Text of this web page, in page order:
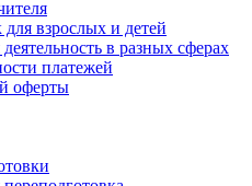
взрослых и детей
в разных сферах
платежей
оферты